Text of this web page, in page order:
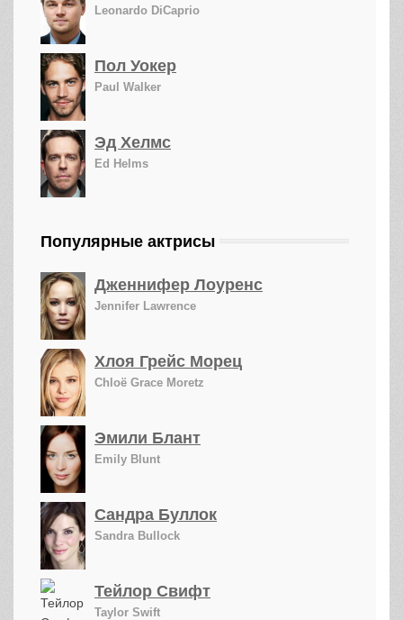
Leonardo DiCaprio
Пол Уокер
Paul Walker
Эд Хелмс
Ed Helms
Популярные актрисы
Дженнифер Лоуренс
Jennifer Lawrence
Хлоя Грейс Морец
Chloë Grace Moretz
Эмили Блант
Emily Blunt
Сандра Буллок
Sandra Bullock
Тейлор Свифт
Taylor Swift